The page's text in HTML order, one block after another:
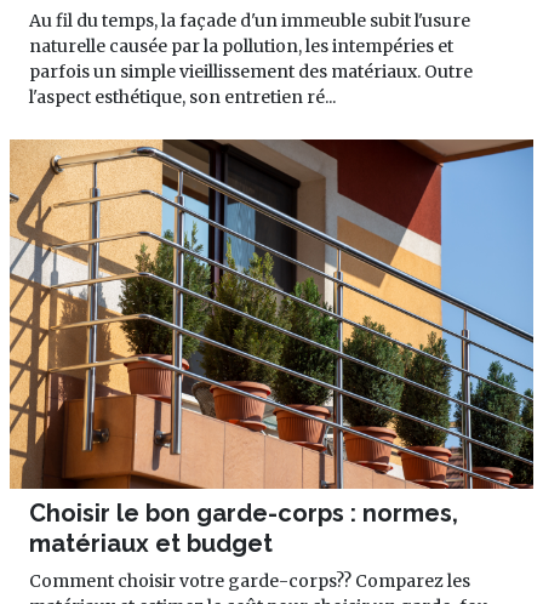
Au fil du temps, la façade d'un immeuble subit l'usure
naturelle causée par la pollution, les intempéries et
parfois un simple vieillissement des matériaux. Outre
l'aspect esthétique, son entretien ré...
Choisir le bon garde-corps : normes,
matériaux et budget
Comment choisir votre garde-corps?? Comparez les